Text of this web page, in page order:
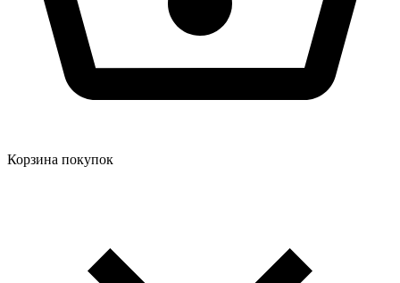
Корзина покупок